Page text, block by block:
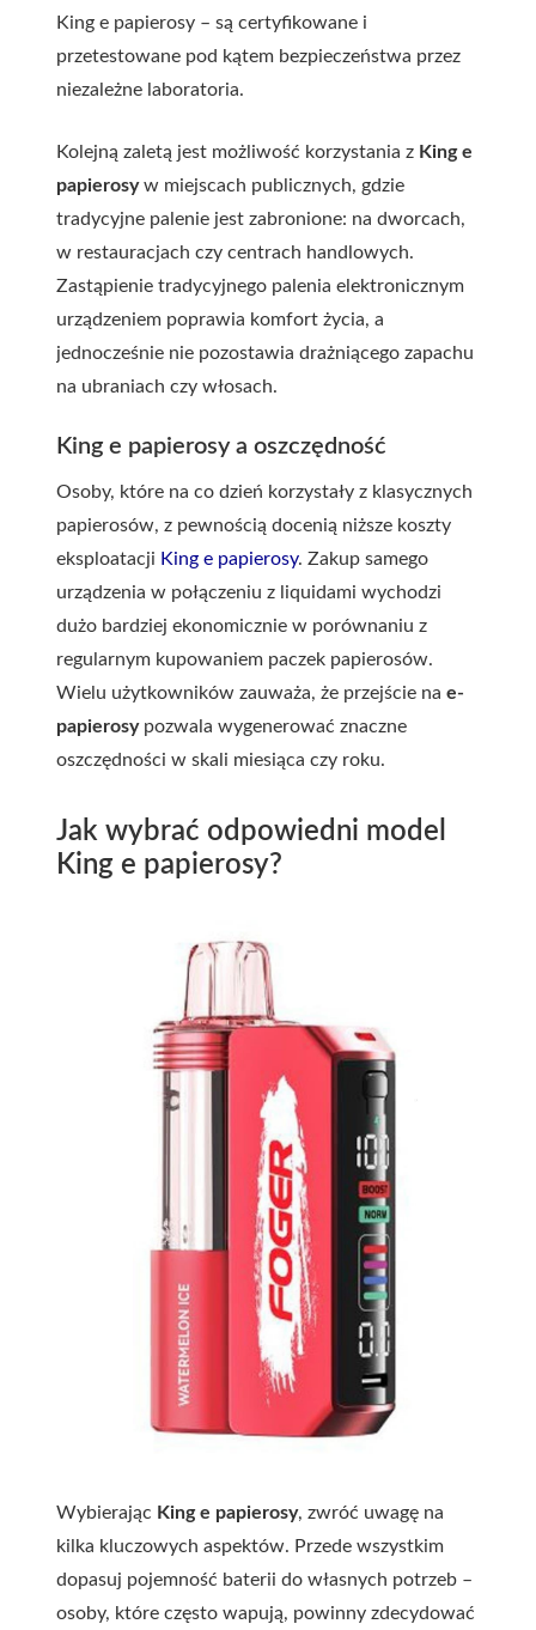
King e papierosy – są certyfikowane i
przetestowane pod kątem bezpieczeństwa przez
niezależne laboratoria.
Kolejną zaletą jest możliwość korzystania z King e
papierosyw miejscach publicznych, gdzie
tradycyjne palenie jest zabronione: na dworcach,
w restauracjach czy centrach handlowych.
Zastąpienie tradycyjnego palenia elektronicznym
urządzeniem poprawia komfort życia, a
jednocześnie nie pozostawia drażniącego zapachu
na ubraniach czy włosach.
King e papierosy a oszczędność
Osoby, które na co dzień korzystały z klasycznych
papierosów, z pewnością docenią niższe koszty
eksploatacji King e papierosy. Zakup samego
urządzenia w połączeniu z liquidami wychodzi
dużo bardziej ekonomicznie w porównaniu z
regularnym kupowaniem paczek papierosów.
Wielu użytkowników zauważa, że przejście na e-
papierosypozwala wygenerować znaczne
oszczędności w skali miesiąca czy roku.
Jak wybrać odpowiedni model
King e papierosy?
Wybierając King e papierosy, zwróć uwagę na
kilka kluczowych aspektów. Przede wszystkim
dopasuj pojemność baterii do własnych potrzeb –
osoby, które często wapują, powinny zdecydować